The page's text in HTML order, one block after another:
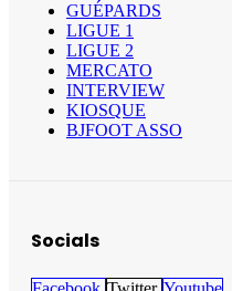
GUÉPARDS
LIGUE 1
LIGUE 2
MERCATO
INTERVIEW
KIOSQUE
BJFOOT ASSO
Socials